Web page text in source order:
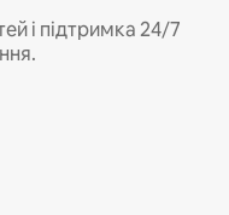
і підтримка 24/7